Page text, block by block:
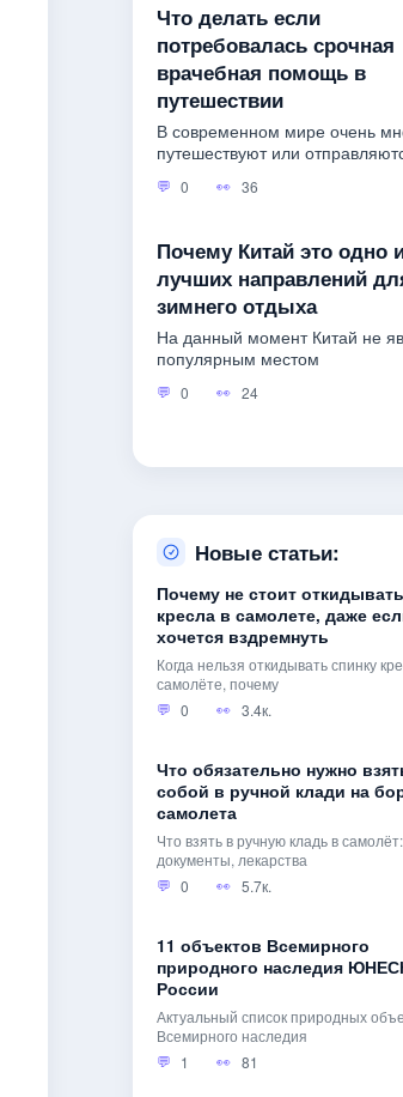
Что делать если
потребовалась срочная
врачебная помощь в
путешествии
В современном мире очень
путешествуют или
0 36
Почему Китай это одно
лучших направлений
зимнего отдыха
На данный момент Китай не
популярным местом
0 24
Новые статьи:
Почему не стоит
кресла в самолете, даже
хочется вздремнуть
Когда нельзя откидывать спинку
самолёте, почему
0
3.4к.
Что обязательно нужно
собой в ручной клади на
самолета
Что взять в ручную кладь в самолёт:
документы, лекарства
0
5.7к.
11 объектов Всемирного
природного наследия
России
Актуальный список природных
Всемирного наследия
1
81